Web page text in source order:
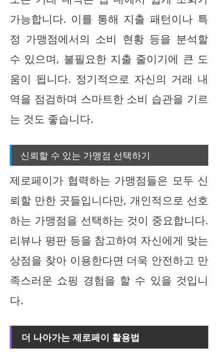
가능합니다. 이를 통해 지출 패턴이나 특
정 가맹점에서의 소비 현황 등을 분석할
수 있으며, 불필요한 지출 줄이기에 큰 도
움이 됩니다. 정기적으로 자신의 거래 내
역을 점검하며 스마트한 소비 습관을 기르
는 것도 좋습니다.
신뢰할 수 있는 가맹점 선택하기
제로페이가 협력하는 가맹점들은 모두 신
뢰할 만한 곳들입니다만, 개인적으로 선호
하는 가맹점을 선택하는 것이 중요합니다.
리뷰나 평판 등을 참고하여 자신에게 맞는
상점을 찾아 이용한다면 더욱 안전하고 만
족스러운 쇼핑 경험을 할 수 있을 것입니
다.
더 나아가는 제로페이 활용법